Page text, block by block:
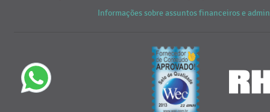
Informações sobre assuntos financeiros e